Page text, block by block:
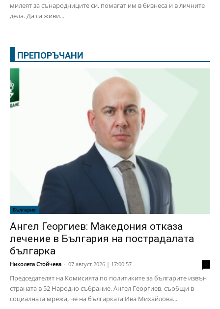
милеят за сънародниците си, помагат им в бизнеса и в личните
дела. Да са живи...
ПРЕПОРЪЧАНИ
България
Ангел Георгиев: Македония отказа
лечение в България на пострадалата
българка
Николета Стойчева - 07 август 2026 | 17:00:57
Председателят на Комисията по политиките за българите извън
страната в 52 Народно събрание, Ангел Георгиев, съобщи в
социалната мрежа, че на българката Ива Михайлова...